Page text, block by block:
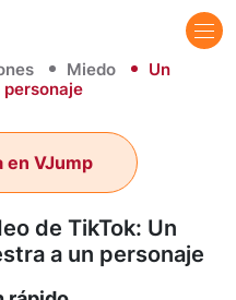
Miedo
Un
de TikTok: Un
a un personaje
en VJump